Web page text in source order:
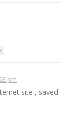
pm
site , saved